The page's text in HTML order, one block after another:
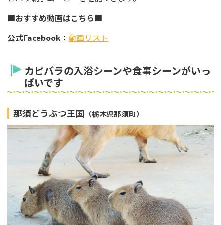
■おすすめ動画はこちら■
公式Facebook： 動画リスト
カピバラの入浴シーンや食事シーンがいっ
ぱいです
那須どうぶつ王国 （栃木県那須町）